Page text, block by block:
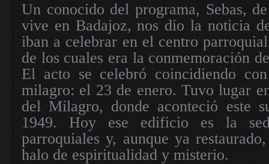
Un conocido del programa, Sebas,
vive en Badajoz, nos dio la noticia
iban a celebrar en el centro
de los cuales era la conmemoración
El acto se celebró coincidiendo
milagro: el 23 de enero. Tuvo lugar
del Milagro, donde aconteció este
1949. Hoy ese edificio es la
parroquiales y, aunque ya
halo de espiritualidad y misterio.